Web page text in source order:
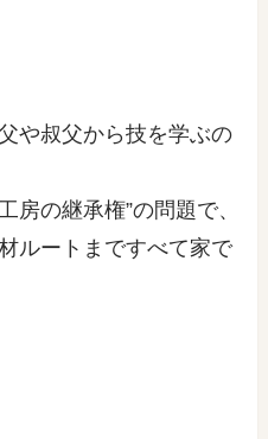
や叔父から技を学ぶの
房の継承権”の問題で、
ルートまですべて家で